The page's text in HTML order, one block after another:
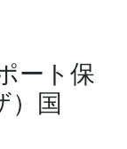
ート保
）国